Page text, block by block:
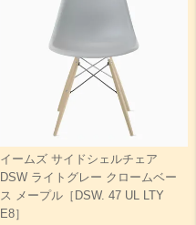
イームズ サイドシェルチェア
DSW ライトグレー クロームベー
ス メープル［DSW. 47 UL LTY
E8］